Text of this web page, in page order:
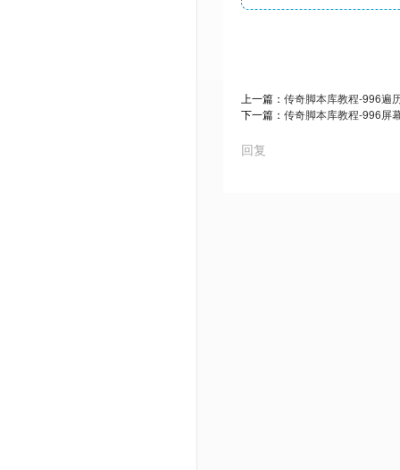
上一篇： 传奇脚本库教程-996遍
下一篇： 传奇脚本库教程-996屏
回复